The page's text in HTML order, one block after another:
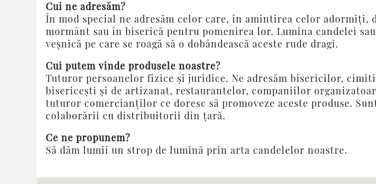
Cui ne adresăm?
În mod special ne adresăm celor care, în amintirea celor adormiţi,
mormânt sau în biserică pentru pomenirea lor. Lumina candelei
veşnică pe care se roagă să o dobândească aceste rude dragi.
Cui putem vinde produsele noastre?
Tuturor persoanelor fizice şi juridice. Ne adresăm bisericilor,
bisericeşti şi de artizanat, restaurantelor, companiilor
tuturor comercianţilor ce doresc să promoveze aceste produse.
colaborării cu distribuitorii din ţară.
Ce ne propunem?
Să dăm lumii un strop de lumină prin arta candelelor noastre.